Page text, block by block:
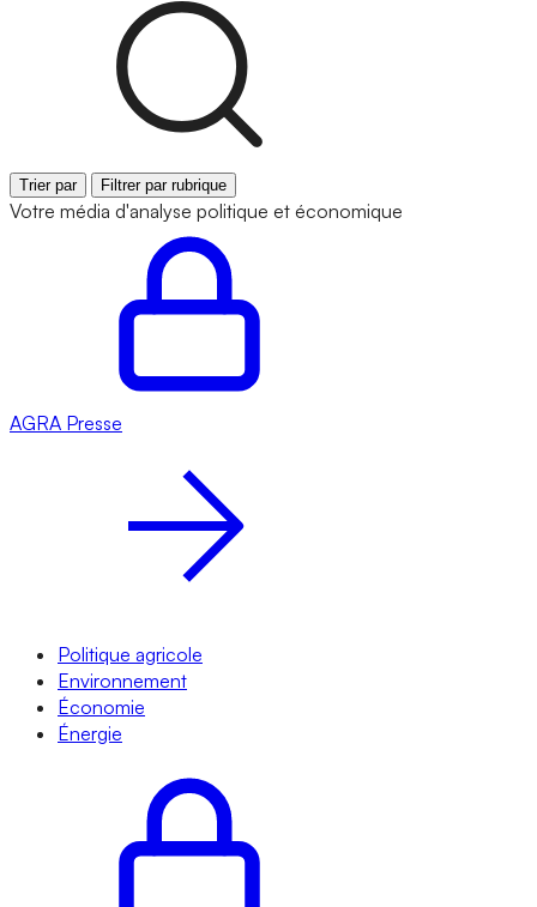
Trier par Filtrer par rubrique
Votre média d'analyse politique et économique
AGRA Presse
Politique agricole
Environnement
Économie
Énergie